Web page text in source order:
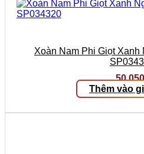
Xoàn Nam Phi Giọt Xanh
50.050
Thêm vào